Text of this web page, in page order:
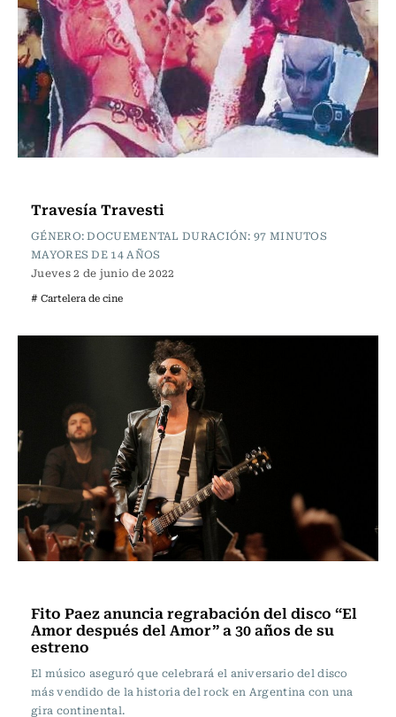
Travesía Travesti
GÉNERO: DOCUEMENTAL DURACIÓN: 97 MINUTOS
MAYORES DE 14 AÑOS
Jueves 2 de junio de 2022
# Cartelera de cine
Fito Paez anuncia regrabación del disco “El
Amor después del Amor” a 30 años de su
estreno
El músico aseguró que celebrará el aniversario del disco
más vendido de la historia del rock en Argentina con una
gira continental.